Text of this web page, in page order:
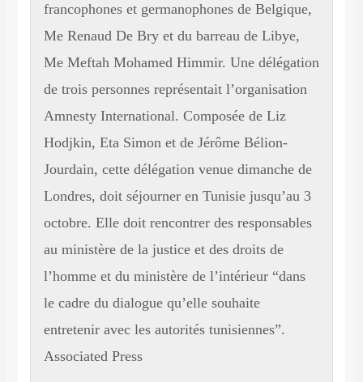
francophones et germanophones de Belgique,
Me Renaud De Bry et du barreau de Libye,
Me Meftah Mohamed Himmir. Une délégation
de trois personnes représentait l’organisation
Amnesty International. Composée de Liz
Hodjkin, Eta Simon et de Jérôme Bélion-
Jourdain, cette délégation venue dimanche de
Londres, doit séjourner en Tunisie jusqu’au 3
octobre. Elle doit rencontrer des responsables
au ministère de la justice et des droits de
l’homme et du ministère de l’intérieur “dans
le cadre du dialogue qu’elle souhaite
entretenir avec les autorités tunisiennes”.
Associated Press